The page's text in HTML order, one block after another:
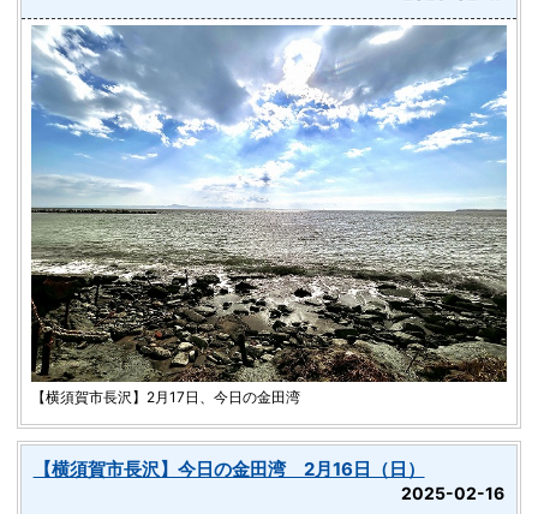
【横須賀市長沢】2月17日、今日の金田湾
【横須賀市長沢】今日の金田湾 2月16日（日）
2025-02-16